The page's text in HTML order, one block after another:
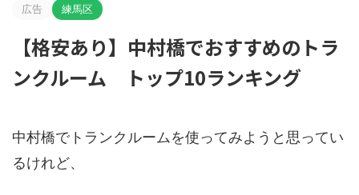
広告 練馬区
【格安あり】中村橋でおすすめのトラ
ンクルーム トップ10ランキング
中村橋でトランクルームを使ってみようと思ってい
るけれど、